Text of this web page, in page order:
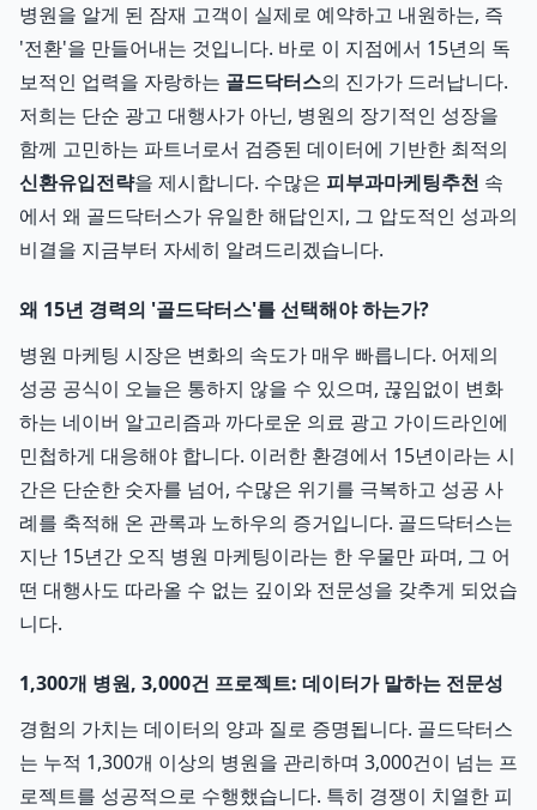
병원을 알게 된 잠재 고객이 실제로 예약하고 내원하는, 즉
'전환'을 만들어내는 것입니다. 바로 이 지점에서 15년의 독
보적인 업력을 자랑하는 골드닥터스의 진가가 드러납니다.
저희는 단순 광고 대행사가 아닌, 병원의 장기적인 성장을
함께 고민하는 파트너로서 검증된 데이터에 기반한 최적의
신환유입전략을 제시합니다. 수많은 피부과마케팅추천 속
에서 왜 골드닥터스가 유일한 해답인지, 그 압도적인 성과의
비결을 지금부터 자세히 알려드리겠습니다.
왜 15년 경력의 '골드닥터스'를 선택해야 하는가?
병원 마케팅 시장은 변화의 속도가 매우 빠릅니다. 어제의
성공 공식이 오늘은 통하지 않을 수 있으며, 끊임없이 변화
하는 네이버 알고리즘과 까다로운 의료 광고 가이드라인에
민첩하게 대응해야 합니다. 이러한 환경에서 15년이라는 시
간은 단순한 숫자를 넘어, 수많은 위기를 극복하고 성공 사
례를 축적해 온 관록과 노하우의 증거입니다. 골드닥터스는
지난 15년간 오직 병원 마케팅이라는 한 우물만 파며, 그 어
떤 대행사도 따라올 수 없는 깊이와 전문성을 갖추게 되었습
니다.
1,300개 병원, 3,000건 프로젝트: 데이터가 말하는 전문성
경험의 가치는 데이터의 양과 질로 증명됩니다. 골드닥터스
는 누적 1,300개 이상의 병원을 관리하며 3,000건이 넘는 프
로젝트를 성공적으로 수행했습니다. 특히 경쟁이 치열한 피